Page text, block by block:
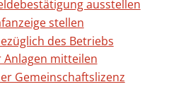
ausstellen
stellen
des Betriebs
mitteilen
Gemeinschaftslizenz